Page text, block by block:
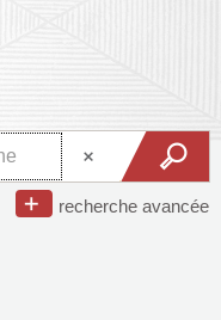
recherche avancée